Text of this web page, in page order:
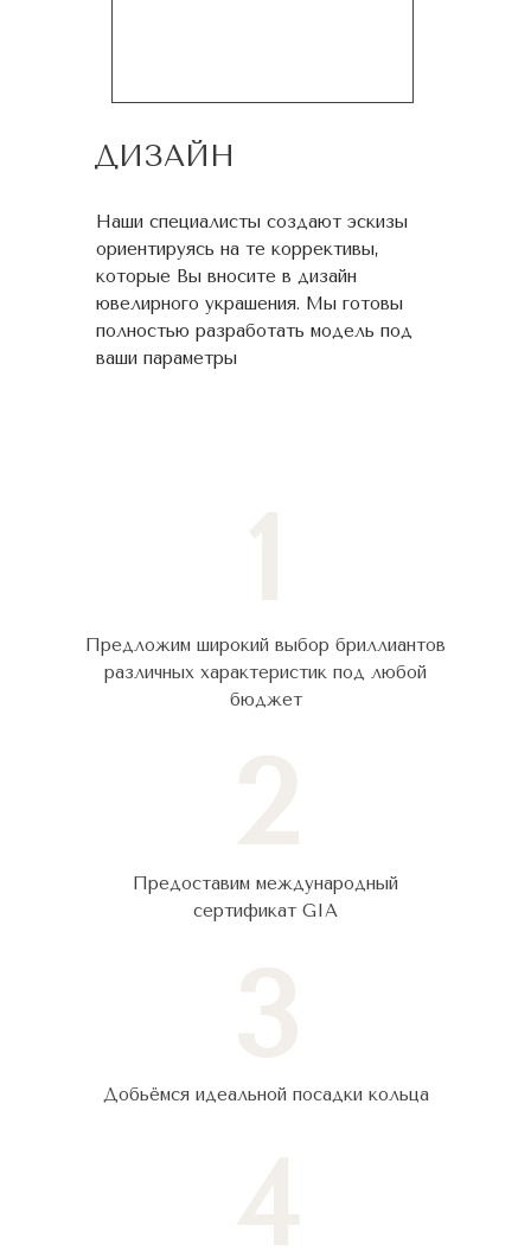
ДИЗАЙН
Наши специалисты создают эскизы
ориентируясь на те коррективы,
которые Вы вносите в дизайн
ювелирного украшения. Мы готовы
полностью разработать модель под
ваши параметры
Предложим широкий выбор бриллиантов
различных характеристик под любой
бюджет
Предоставим международный
сертификат GIA
Добьёмся идеальной посадки кольца